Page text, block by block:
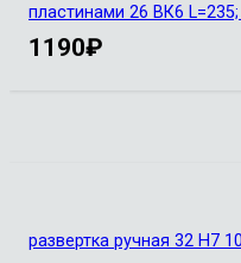
пластинами 26 ВК6
1190₽
развертка ручная 32 Н7